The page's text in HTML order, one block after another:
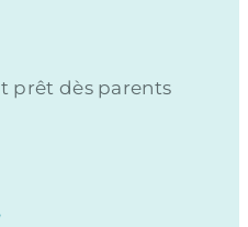
prêt dès parents